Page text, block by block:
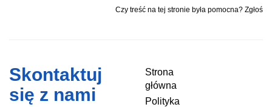
Czy treść na tej stronie była pomocna? Zgłoś
Skontaktuj
się z nami
Strona
główna
Polityka